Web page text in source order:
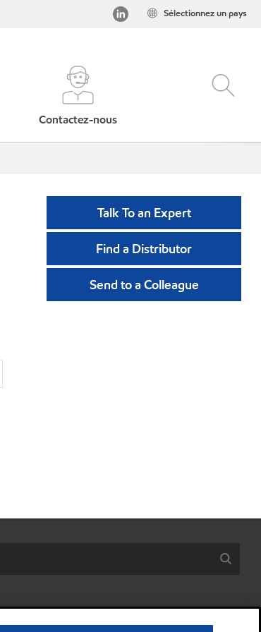
Sélectionnez un pays
Contactez-nous
Talk To an Expert
Find a Distributor
Send to a Colleague